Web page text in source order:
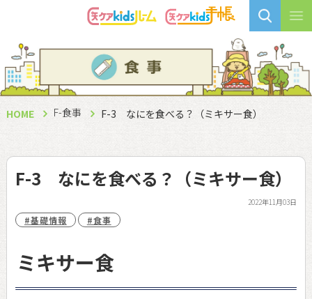
HOME F-食事 F-3 なにを食べる？（ミキサー食）
F-3 なにを食べる？（ミキサー食）
2022年11月03日
#基礎情報 #食事
ミキサー食